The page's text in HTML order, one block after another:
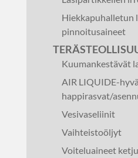
Hiekkapuhalletun
pinnoitusaineet
Kuumankestävät
AIR LIQUIDE-
happirasvat/
Vesivaseliinit
Vaihteistoöljyt
Voiteluaineet